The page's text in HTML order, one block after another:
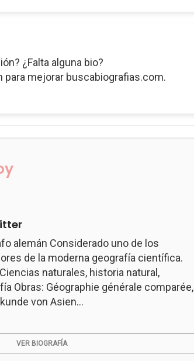
¿Falta alguna bio?
para mejorar buscabiografias.com.
alemán Considerado uno de los
de la moderna geografía científica.
naturales, historia natural,
Obras: Géographie générale comparée,
von Asien...
VER BIOGRAFÍA